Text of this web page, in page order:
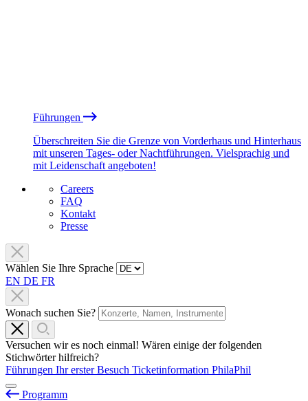
Führungen
Überschreiten Sie die Grenze von Vorderhaus und Hinterhaus
mit unseren Tages- oder Nachtführungen. Vielsprachig und
mit Leidenschaft angeboten!
Careers
FAQ
Kontakt
Presse
Wählen Sie Ihre Sprache
EN DE FR
Wonach suchen Sie?
Versuchen wir es noch einmal! Wären einige der folgenden
Stichwörter hilfreich?
Führungen Ihr erster Besuch Ticketinformation PhilaPhil
Programm